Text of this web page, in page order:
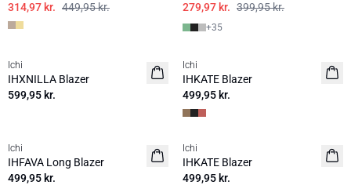
314,97 kr. 449,95 kr.
279,97 kr. 399,95 kr.
+35
Ichi
IHXNILLA Blazer
599,95 kr.
NYHED
Ichi
IHKATE Blazer
499,95 kr.
NYHED
Ichi
IHFAVA Long Blazer
499,95 kr.
NYHED
Ichi
IHKATE Blazer
499,95 kr.